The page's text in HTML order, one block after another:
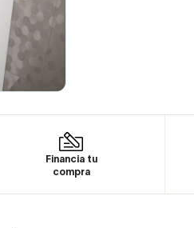
Financia tu
compra